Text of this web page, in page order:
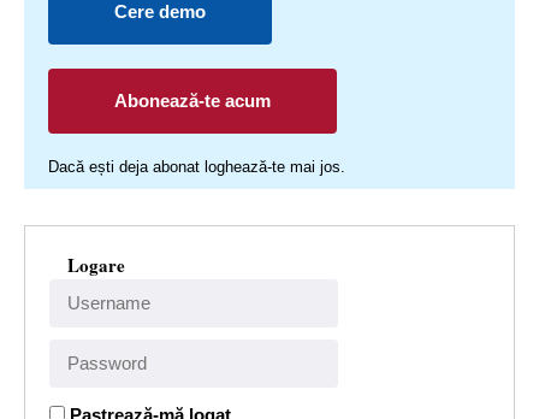
Cere demo
Abonează-te acum
Dacă ești deja abonat loghează-te mai jos.
Logare
Pastrează-mă logat